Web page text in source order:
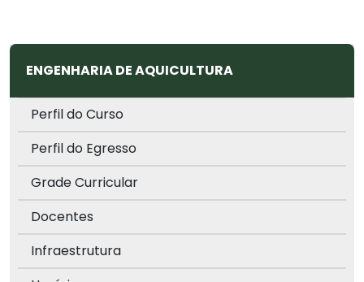
ENGENHARIA DE AQUICULTURA
Perfil do Curso
Perfil do Egresso
Grade Curricular
Docentes
Infraestrutura